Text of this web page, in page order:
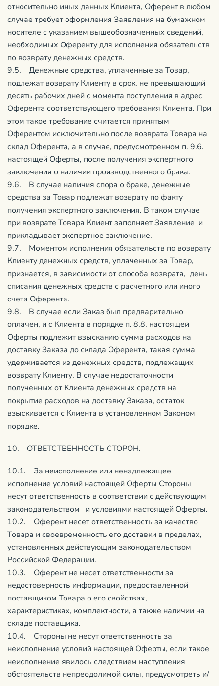
относительно иных данных Клиента, Оферент в любом
случае требует оформления Заявления на бумажном
носителе с указанием вышеобозначенных сведений,
необходимых Оференту для исполнения обязательств
по возврату денежных средств.
9.5. Денежные средства, уплаченные за Товар,
подлежат возврату Клиенту в срок, не превышающий
десять рабочих дней с момента поступления в адрес
Оферента соответствующего требования Клиента. При
этом такое требование считается принятым
Оферентом исключительно после возврата Товара на
склад Оферента, а в случае, предусмотренном п. 9.6.
настоящей Оферты, после получения экспертного
заключения о наличии производственного брака.
9.6. В случае наличия спора о браке, денежные
средства за Товар подлежат возврату по факту
получения экспертного заключения. В таком случае
при возврате Товара Клиент заполняет Заявление и
прикладывает экспертное заключение.
9.7. Моментом исполнения обязательств по возврату
Клиенту денежных средств, уплаченных за Товар,
признается, в зависимости от способа возврата, день
списания денежных средств с расчетного или иного
счета Оферента.
9.8. В случае если Заказ был предварительно
оплачен, и с Клиента в порядке п. 8.8. настоящей
Оферты подлежит взысканию сумма расходов на
доставку Заказа до склада Оферента, такая сумма
удерживается из денежных средств, подлежащих
возврату Клиенту. В случае недостаточности
полученных от Клиента денежных средств на
покрытие расходов на доставку Заказа, остаток
взыскивается с Клиента в установленном Законом
порядке.
10. ОТВЕТСТВЕННОСТЬ СТОРОН.
10.1. За неисполнение или ненадлежащее
исполнение условий настоящей Оферты Стороны
несут ответственность в соответствии с действующим
законодательством и условиями настоящей Оферты.
10.2. Оферент несет ответственность за качество
Товара и своевременность его доставки в пределах,
установленных действующим законодательством
Российской Федерации.
10.3. Оферент не несет ответственности за
недостоверность информации, предоставленной
поставщиком Товара о его свойствах,
характеристиках, комплектности, а также наличии на
складе поставщика.
10.4. Стороны не несут ответственность за
неисполнение условий настоящей Оферты, если такое
неисполнение явилось следствием наступления
обстоятельств непреодолимой силы, предусмотреть и/